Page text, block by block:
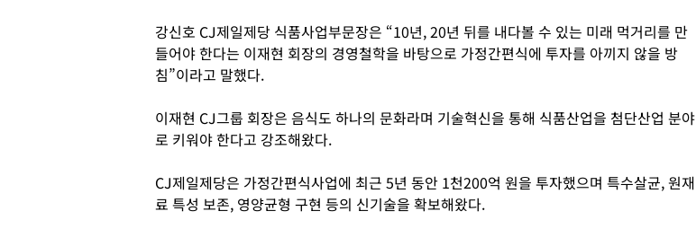
강신호 CJ제일제당 식품사업부문장은 “10년, 20년 뒤를 내다볼 수 있는 미래 먹거리를 만
들어야 한다는 이재현 회장의 경영철학을 바탕으로 가정간편식에 투자를 아끼지 않을 방
침”이라고 말했다.
이재현 CJ그룹 회장은 음식도 하나의 문화라며 기술혁신을 통해 식품산업을 첨단산업 분야
로 키워야 한다고 강조해왔다.
CJ제일제당은 가정간편식사업에 최근 5년 동안 1천200억 원을 투자했으며 특수살균, 원재
료 특성 보존, 영양균형 구현 등의 신기술을 확보해왔다.